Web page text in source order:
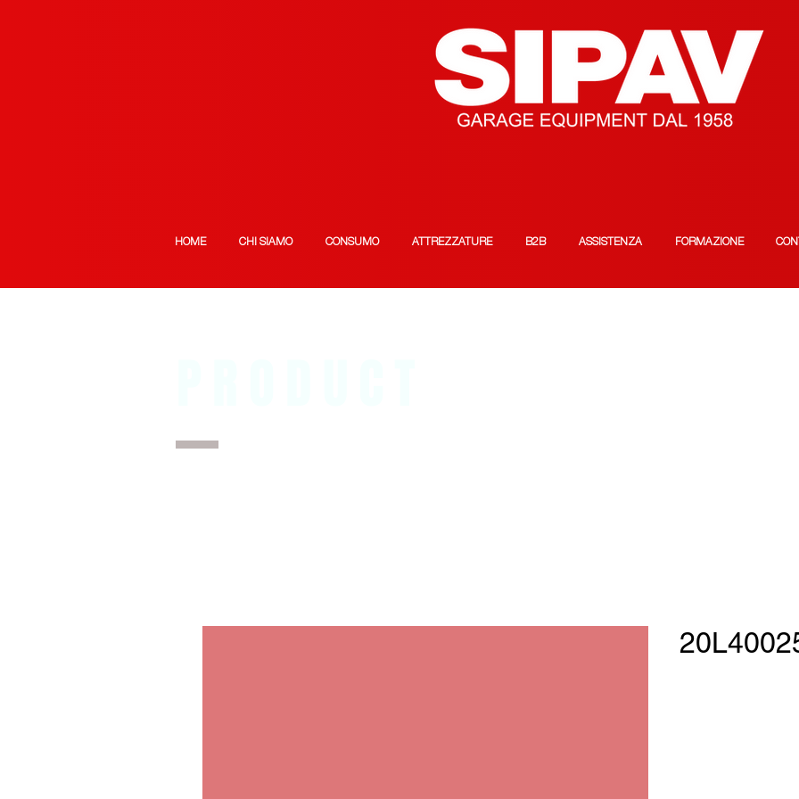
HOME CHI SIAMO CONSUMO ATTREZZATURE B2B ASSISTENZA FORMAZIONE